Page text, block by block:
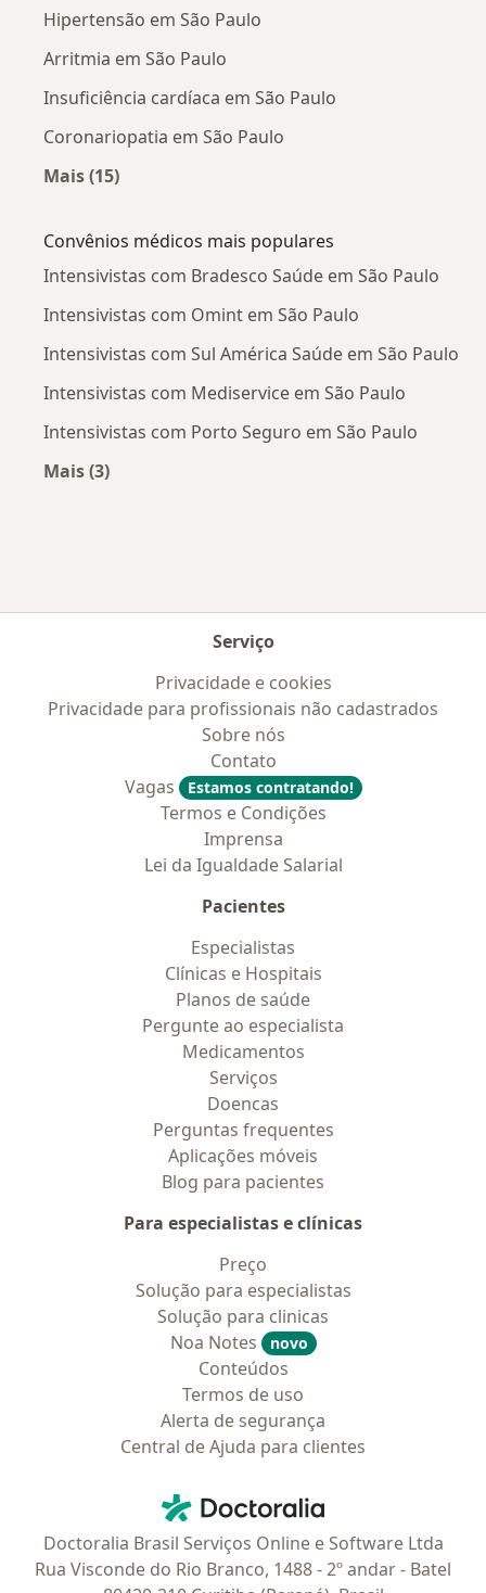
Hipertensão em São Paulo
Arritmia em São Paulo
Insuficiência cardíaca em São Paulo
Coronariopatia em São Paulo
Mais (15)
Convênios médicos mais populares
Intensivistas com Bradesco Saúde em São Paulo
Intensivistas com Omint em São Paulo
Intensivistas com Sul América Saúde em São Paulo
Intensivistas com Mediservice em São Paulo
Intensivistas com Porto Seguro em São Paulo
Mais (3)
Serviço
Privacidade e cookies
Privacidade para profissionais não cadastrados
Sobre nós
Contato
Vagas
Estamos contratando!
Termos e Condições
Imprensa
Lei da Igualdade Salarial
Pacientes
Especialistas
Clínicas e Hospitais
Planos de saúde
Pergunte ao especialista
Medicamentos
Serviços
Doencas
Perguntas frequentes
Aplicações móveis
Blog para pacientes
Para especialistas e clínicas
Preço
Solução para especialistas
Solução para clinicas
Noa Notes
novo
Conteúdos
Termos de uso
Alerta de segurança
Central de Ajuda para clientes
Doctoralia - Homepage
Doctoralia Brasil Serviços Online e Software Ltda
Rua Visconde do Rio Branco, 1488 - 2º andar - Batel